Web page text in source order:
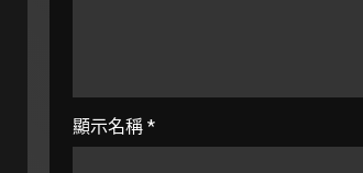
顯示名稱 *